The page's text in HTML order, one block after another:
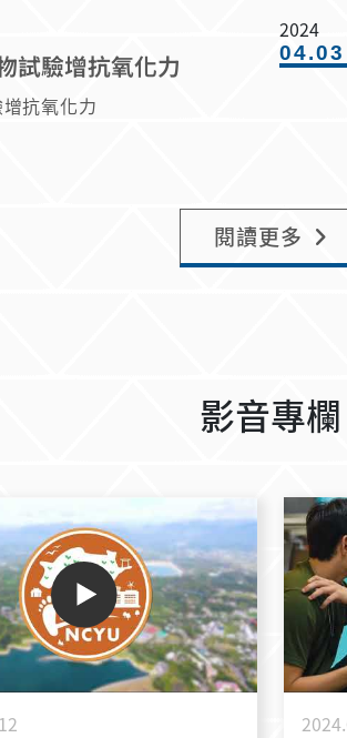
試驗增抗氧化力
抗氧化力
2024
04.03
閱讀更多
影音專欄